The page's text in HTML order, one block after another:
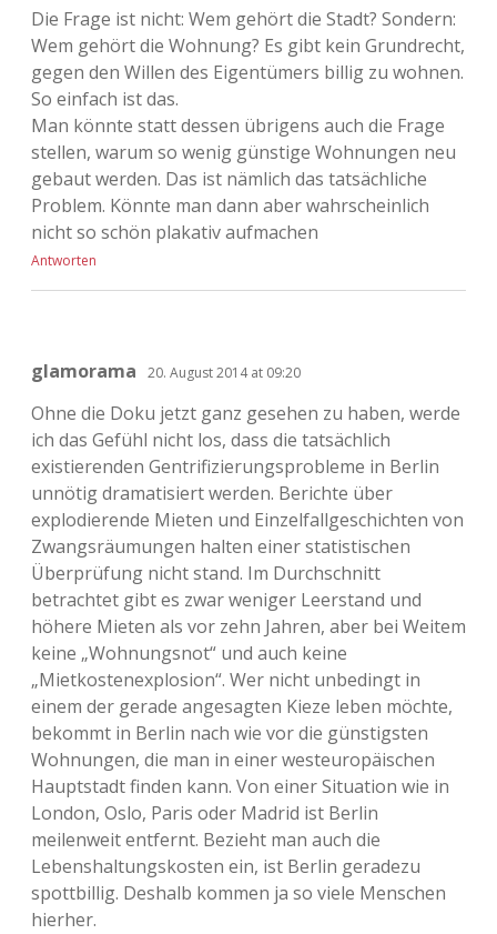
Die Frage ist nicht: Wem gehört die Stadt? Sondern:
Wem gehört die Wohnung? Es gibt kein Grundrecht,
gegen den Willen des Eigentümers billig zu wohnen.
So einfach ist das.
Man könnte statt dessen übrigens auch die Frage
stellen, warum so wenig günstige Wohnungen neu
gebaut werden. Das ist nämlich das tatsächliche
Problem. Könnte man dann aber wahrscheinlich
nicht so schön plakativ aufmachen
Antworten
glamorama 20. August 2014 at 09:20
Ohne die Doku jetzt ganz gesehen zu haben, werde
ich das Gefühl nicht los, dass die tatsächlich
existierenden Gentrifizierungsprobleme in Berlin
unnötig dramatisiert werden. Berichte über
explodierende Mieten und Einzelfallgeschichten von
Zwangsräumungen halten einer statistischen
Überprüfung nicht stand. Im Durchschnitt
betrachtet gibt es zwar weniger Leerstand und
höhere Mieten als vor zehn Jahren, aber bei Weitem
keine „Wohnungsnot“ und auch keine
„Mietkostenexplosion“. Wer nicht unbedingt in
einem der gerade angesagten Kieze leben möchte,
bekommt in Berlin nach wie vor die günstigsten
Wohnungen, die man in einer westeuropäischen
Hauptstadt finden kann. Von einer Situation wie in
London, Oslo, Paris oder Madrid ist Berlin
meilenweit entfernt. Bezieht man auch die
Lebenshaltungskosten ein, ist Berlin geradezu
spottbillig. Deshalb kommen ja so viele Menschen
hierher.